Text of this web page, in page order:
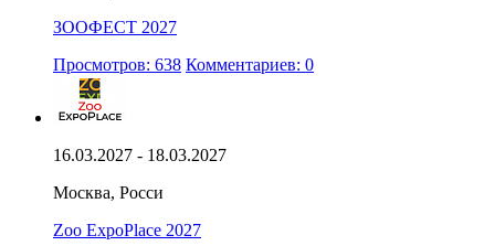
ЗООФЕСТ 2027
Просмотров: 638 Комментариев: 0
16.03.2027 - 18.03.2027
Москва, Росси
Zoo ExpoPlace 2027